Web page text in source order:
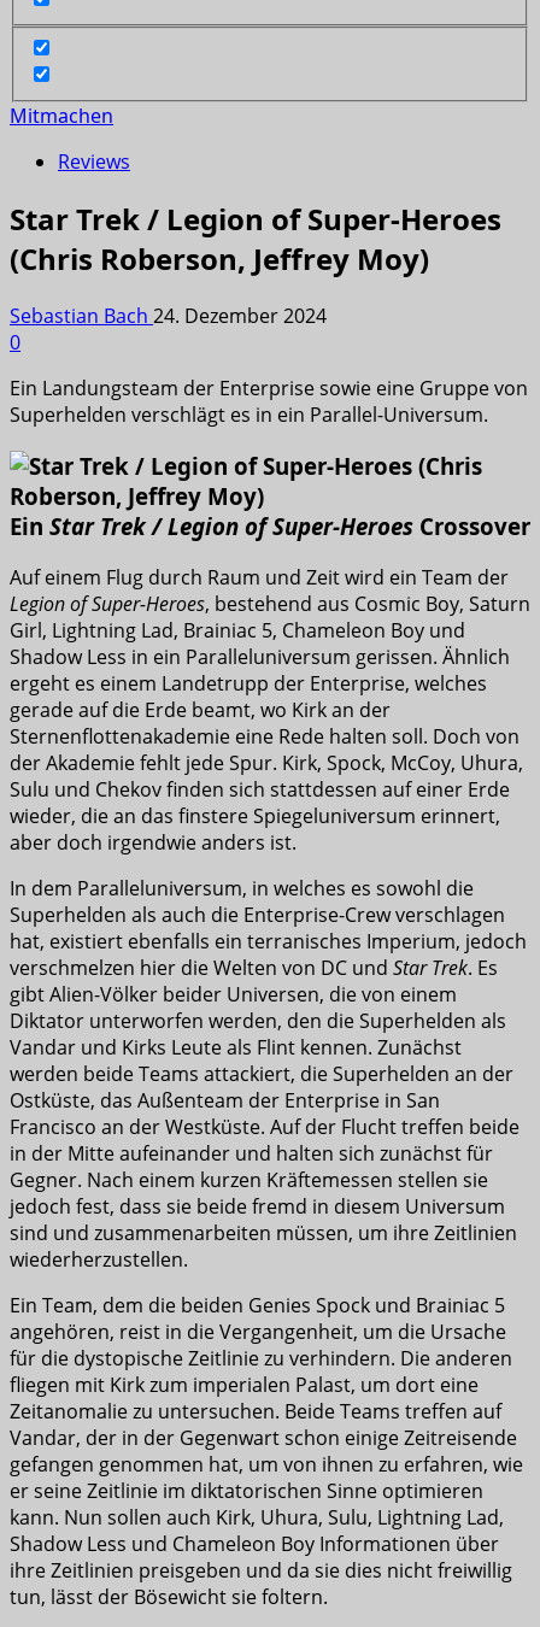
Mitmachen
Reviews
Star Trek / Legion of Super-Heroes
(Chris Roberson, Jeffrey Moy)
Sebastian Bach 24. Dezember 2024
0
Ein Landungsteam der Enterprise sowie eine Gruppe von
Superhelden verschlägt es in ein Parallel-Universum.
Ein Star Trek / Legion of Super-Heroes Crossover
Auf einem Flug durch Raum und Zeit wird ein Team der
Legion of Super-Heroes, bestehend aus Cosmic Boy, Saturn
Girl, Lightning Lad, Brainiac 5, Chameleon Boy und
Shadow Less in ein Paralleluniversum gerissen. Ähnlich
ergeht es einem Landetrupp der Enterprise, welches
gerade auf die Erde beamt, wo Kirk an der
Sternenflottenakademie eine Rede halten soll. Doch von
der Akademie fehlt jede Spur. Kirk, Spock, McCoy, Uhura,
Sulu und Chekov finden sich stattdessen auf einer Erde
wieder, die an das finstere Spiegeluniversum erinnert,
aber doch irgendwie anders ist.
In dem Paralleluniversum, in welches es sowohl die
Superhelden als auch die Enterprise-Crew verschlagen
hat, existiert ebenfalls ein terranisches Imperium, jedoch
verschmelzen hier die Welten von DC und Star Trek. Es
gibt Alien-Völker beider Universen, die von einem
Diktator unterworfen werden, den die Superhelden als
Vandar und Kirks Leute als Flint kennen. Zunächst
werden beide Teams attackiert, die Superhelden an der
Ostküste, das Außenteam der Enterprise in San
Francisco an der Westküste. Auf der Flucht treffen beide
in der Mitte aufeinander und halten sich zunächst für
Gegner. Nach einem kurzen Kräftemessen stellen sie
jedoch fest, dass sie beide fremd in diesem Universum
sind und zusammenarbeiten müssen, um ihre Zeitlinien
wiederherzustellen.
Ein Team, dem die beiden Genies Spock und Brainiac 5
angehören, reist in die Vergangenheit, um die Ursache
für die dystopische Zeitlinie zu verhindern. Die anderen
fliegen mit Kirk zum imperialen Palast, um dort eine
Zeitanomalie zu untersuchen. Beide Teams treffen auf
Vandar, der in der Gegenwart schon einige Zeitreisende
gefangen genommen hat, um von ihnen zu erfahren, wie
er seine Zeitlinie im diktatorischen Sinne optimieren
kann. Nun sollen auch Kirk, Uhura, Sulu, Lightning Lad,
Shadow Less und Chameleon Boy Informationen über
ihre Zeitlinien preisgeben und da sie dies nicht freiwillig
tun, lässt der Bösewicht sie foltern.